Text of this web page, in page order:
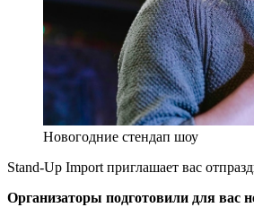
Новогодние стендап шоу
Stand-Up Import приглашает вас
Организаторы подготовили для вас